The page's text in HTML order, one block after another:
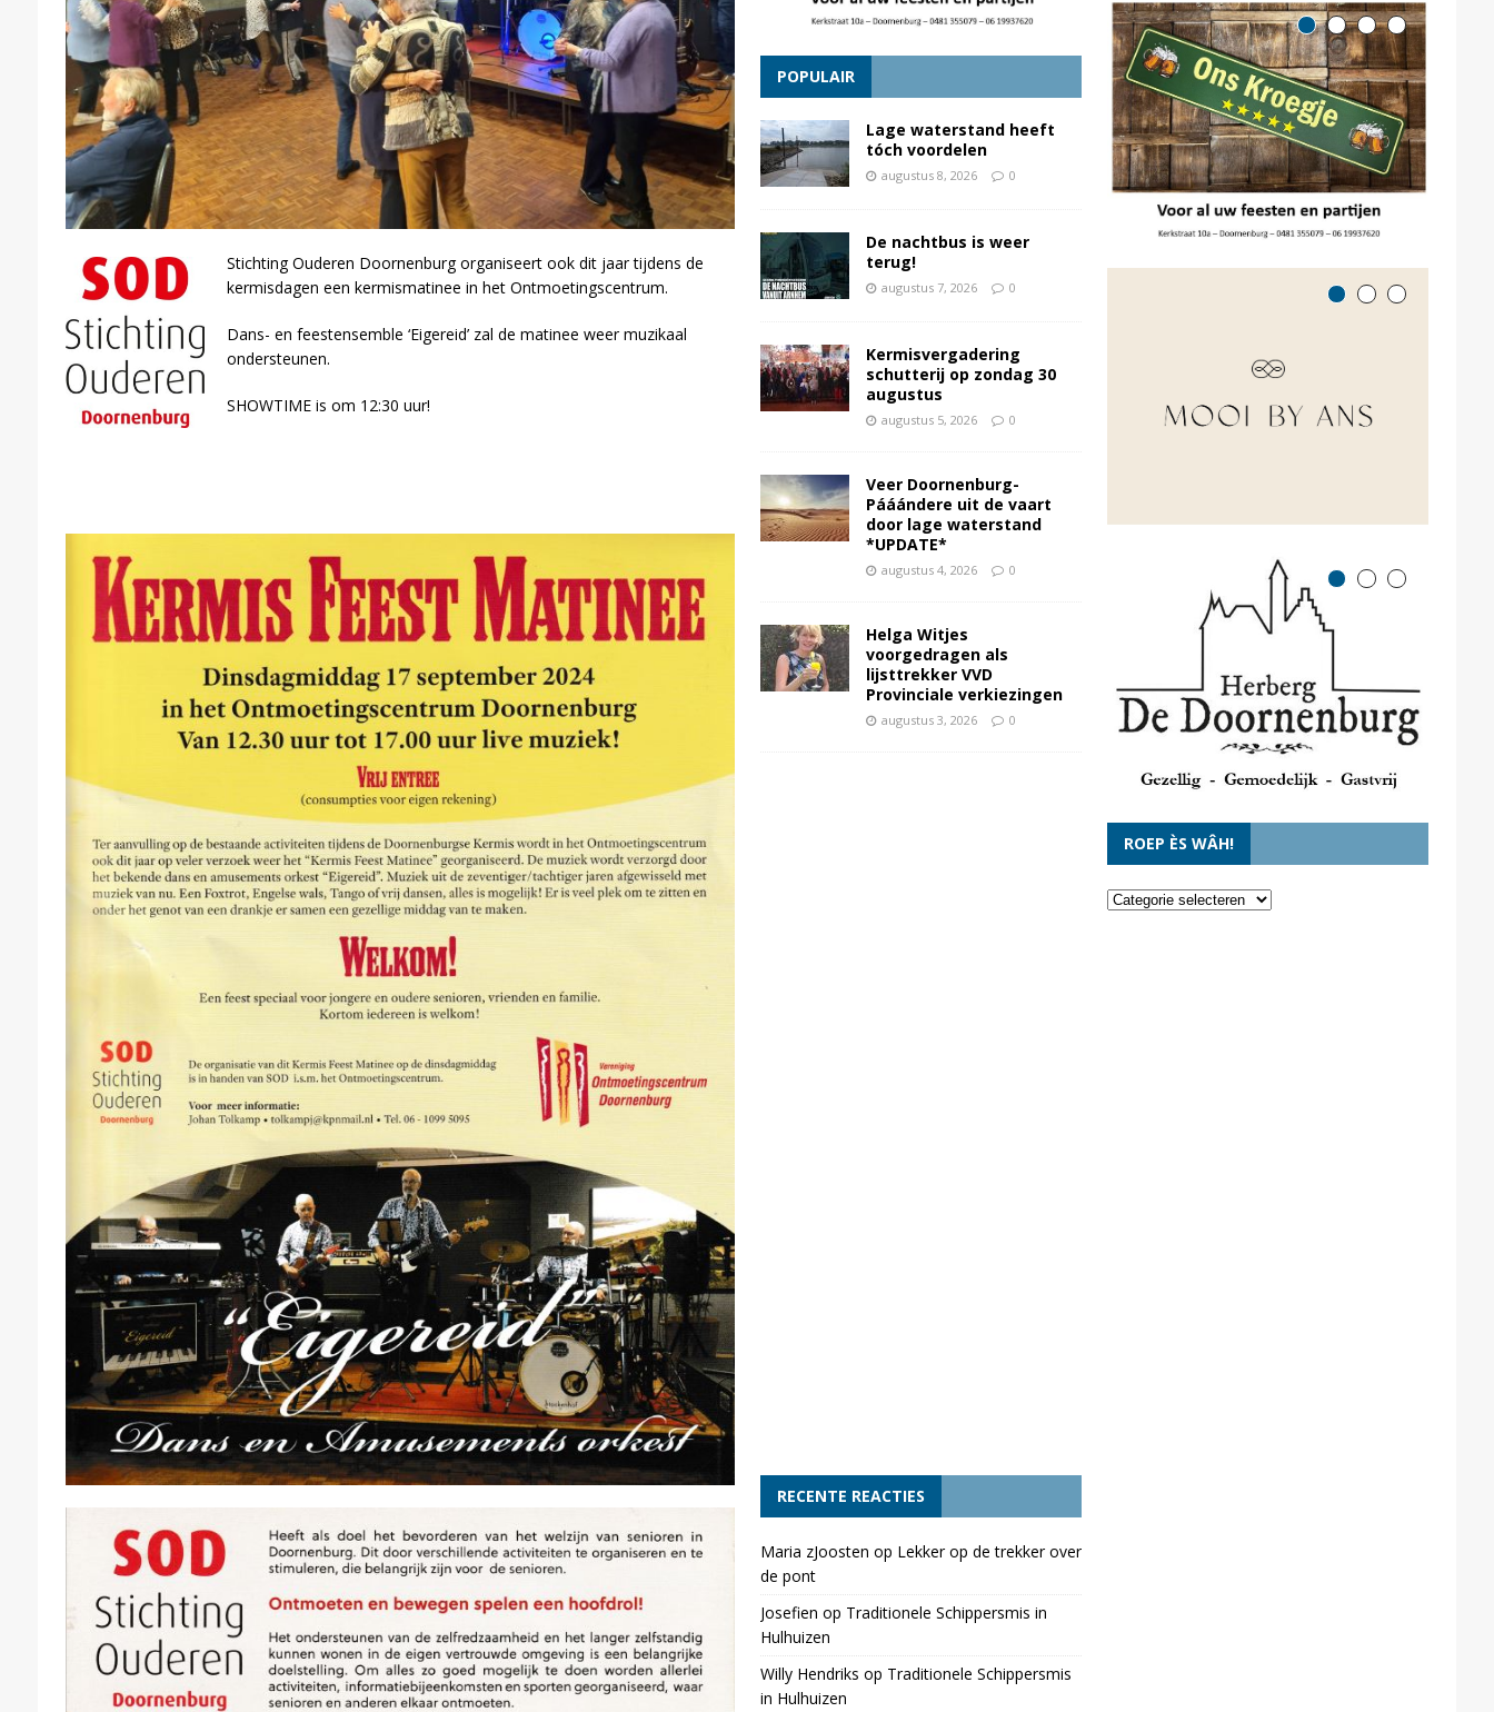
Stichting Ouderen Doornenburg organiseert ook dit jaar tijdens de
kermisdagen een kermismatinee in het Ontmoetingscentrum.
Dans- en feestensemble ‘Eigereid’ zal de matinee weer muzikaal
ondersteunen.
SHOWTIME is om 12:30 uur!
POPULAIR
Lage waterstand heeft
tóch voordelen
augustus 8, 2026 0
De nachtbus is weer
terug!
augustus 7, 2026 0
Kermisvergadering
schutterij op zondag 30
augustus
augustus 5, 2026 0
Veer Doornenburg-
Pááándere uit de vaart
door lage waterstand
*UPDATE*
augustus 4, 2026 0
Helga Witjes
voorgedragen als
lijsttrekker VVD
Provinciale verkiezingen
augustus 3, 2026 0
RECENTE REACTIES
Maria zJoosten op Lekker op de trekker over
de pont
Josefien op Traditionele Schippersmis in
Hulhuizen
Willy Hendriks op Traditionele Schippersmis
in Hulhuizen
ROEP ÈS WÂH!